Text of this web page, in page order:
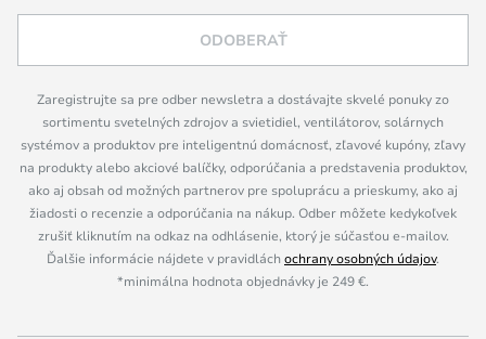
ODOBERAŤ
Zaregistrujte sa pre odber newsletra a dostávajte skvelé ponuky zo
sortimentu svetelných zdrojov a svietidiel, ventilátorov, solárnych
systémov a produktov pre inteligentnú domácnosť, zľavové kupóny, zľavy
na produkty alebo akciové balíčky, odporúčania a predstavenia produktov,
ako aj obsah od možných partnerov pre spoluprácu a prieskumy, ako aj
žiadosti o recenzie a odporúčania na nákup. Odber môžete kedykoľvek
zrušiť kliknutím na odkaz na odhlásenie, ktorý je súčasťou e-mailov.
Ďalšie informácie nájdete v pravidláchochrany osobných údajov.
*minimálna hodnota objednávky je 249 €.